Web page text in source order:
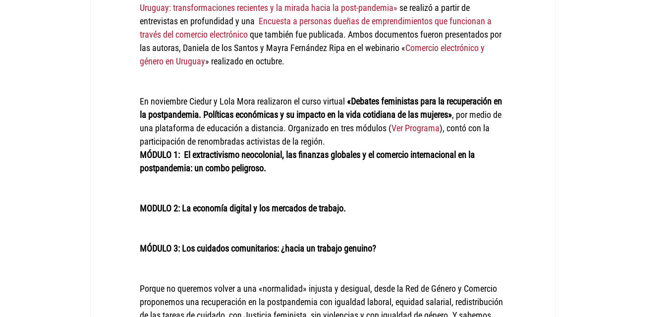
Uruguay: transformaciones recientes y la mirada hacia la post-pandemia» se realizó a partir de
entrevistas en profundidad y una Encuesta a personas dueñas de emprendimientos que funcionan a
través del comercio electrónico que también fue publicada. Ambos documentos fueron presentados por
las autoras, Daniela de los Santos y Mayra Fernández Ripa en el webinario «Comercio electrónico y
género en Uruguay» realizado en octubre.
En noviembre Ciedur y Lola Mora realizaron el curso virtual «Debates feministas para la recuperación en
la postpandemia. Políticas económicas y su impacto en la vida cotidiana de las mujeres», por medio de
una plataforma de educación a distancia. Organizado en tres módulos (Ver Programa), contó con la
participación de renombradas activistas de la región.
MÓDULO 1:  El extractivismo neocolonial, las finanzas globales y el comercio internacional en la
postpandemia: un combo peligroso.
MODULO 2: La economía digital y los mercados de trabajo.
MÓDULO 3: Los cuidados comunitarios: ¿hacia un trabajo genuino?
Porque no queremos volver a una «normalidad» injusta y desigual, desde la Red de Género y Comercio
proponemos una recuperación en la postpandemia con igualdad laboral, equidad salarial, redistribución